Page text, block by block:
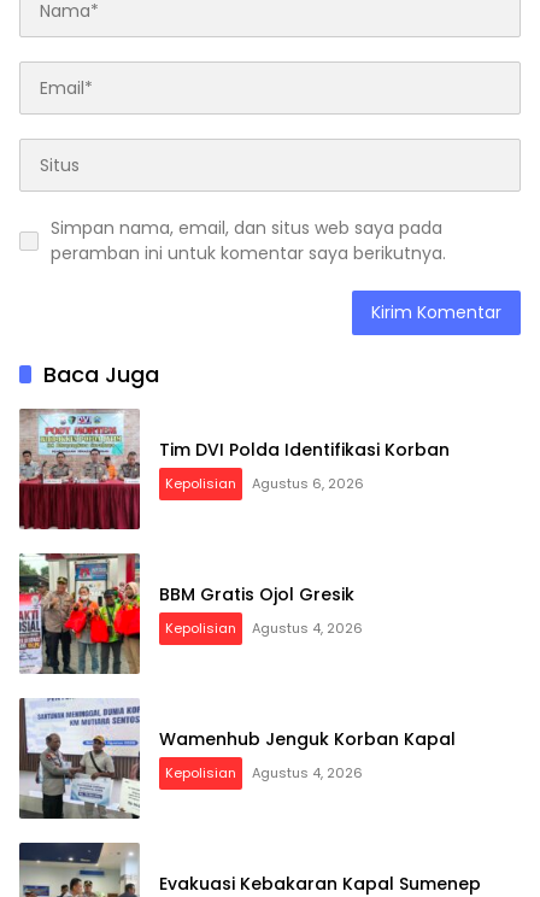
Simpan nama, email, dan situs web saya pada
peramban ini untuk komentar saya berikutnya.
Baca Juga
Tim DVI Polda Identifikasi Korban
Kepolisian Agustus 6, 2026
BBM Gratis Ojol Gresik
Kepolisian Agustus 4, 2026
Wamenhub Jenguk Korban Kapal
Kepolisian Agustus 4, 2026
Evakuasi Kebakaran Kapal Sumenep